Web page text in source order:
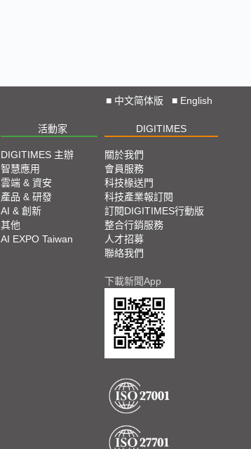
■ 中文简体版 ■ English
活動家 DIGITIMES
DIGITIMES 主辦
智慧應用
雲端 & 資安
產品 & 研發
AI & 創新
其他
AI EXPO Taiwan
關於我們
會員服務
科技椽送門
科技產業報訂閱
訂閱DIGITIMES行動版
整合行銷服務
人才招募
聯絡我們
下載新聞App